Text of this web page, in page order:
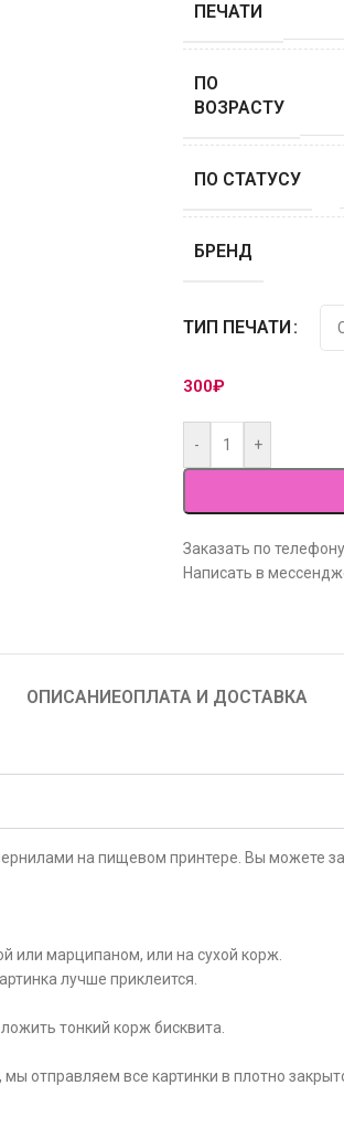
ПЕЧАТИ
ПО
ВОЗРАСТУ
ПО СТАТУСУ
БРЕНД
ТИП ПЕЧАТИ
300₽
- +
Заказать по телефону
Написать в
ОПИСАНИЕОПЛАТА И ДОСТАВКА
на пищевом принтере. Вы можете
или марципаном, или на сухой корж.
лучше приклеится.
тонкий корж бисквита.
отправляем все картинки в плотно